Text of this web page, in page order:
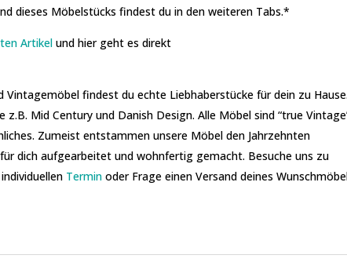
dieses Möbelstücks findest du in den weiteren Tabs.*
Artikel und hier geht es direkt
Vintagemöbel findest du echte Liebhaberstücke für dein zu Hause.
Mid Century und Danish Design. Alle Möbel sind “true
Zumeist entstammen unsere Möbel den Jahrzehnten
dich aufgearbeitet und wohnfertig gemacht. Besuche uns zu
Termin oder Frage einen Versand deines